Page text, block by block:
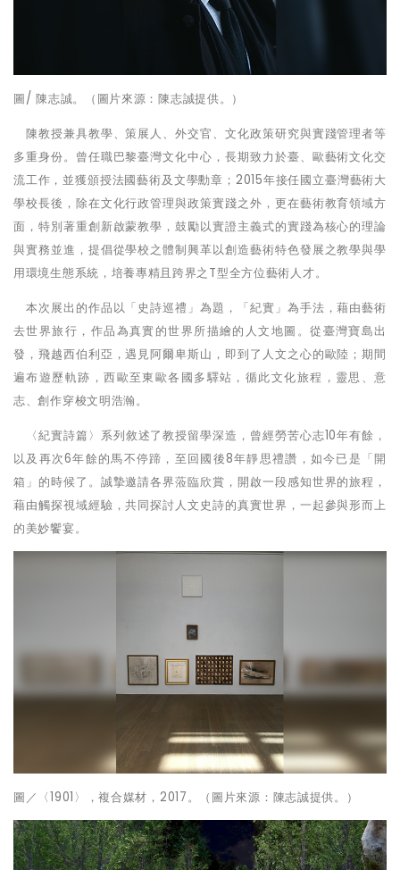
圖/ 陳志誠。（圖片來源：陳志誠提供。）
陳教授兼具教學、策展人、外交官、文化政策研究與實踐管理者等
多重身份。曾任職巴黎臺灣文化中心，長期致力於臺、歐藝術文化交
流工作，並獲頒授法國藝術及文學勳章； 2015年接任國立臺灣藝術大
學校長後，除在文化行政管理與政策實踐之外，更在藝術教育領域方
面，特別著重創新啟蒙教學，鼓勵以實證主義式的實踐為核心的理論
與實務並進，提倡從學校之體制興革以創造藝術特色發展之教學與學
用環境生態系統，培養專精且跨界之 T型全方位藝術人才。
本次展出的作品以「史詩巡禮」為題，「紀實」為手法，藉由藝術
去世界旅行，作品為真實的世界所描繪的人文地圖。從臺灣寶島出
發，飛越西伯利亞，遇見阿爾卑斯山，即到了人文之心的歐陸；期間
遍布遊歷軌跡，西歐至東歐各國多驛站，循此文化旅程，靈思、意
志、創作穿梭文明浩瀚。
〈紀實詩篇〉系列敘述了教授留學深造，曾經勞苦心志10年有餘，
以及再次6年餘的馬不停蹄，至回國後8年靜思禮讚，如今已是「開
箱」的時候了。誠摯邀請各界蒞臨欣賞，開啟一段感知世界的旅程，
藉由觸探視域經驗，共同探討人文史詩的真實世界，一起參與形而上
的美妙饗宴。
圖／〈1901 〉，複合媒材， 2017。（圖片來源：陳志誠提供。）